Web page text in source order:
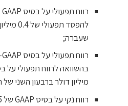
להפסד
שעברה;
מיליון דולר ברבעון השני